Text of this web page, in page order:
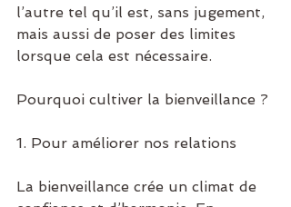
l’autre tel qu’il est, sans jugement,
mais aussi de poser des limites
lorsque cela est nécessaire.
Pourquoi cultiver la bienveillance ?
1. Pour améliorer nos relations
La bienveillance crée un climat de